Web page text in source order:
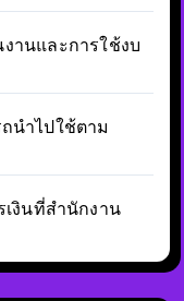
านและการใช้งบ
นำไปใช้ตาม
เงินที่สำนักงาน